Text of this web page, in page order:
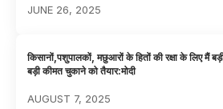
JUNE 26, 2025
किसानों,पशुपालकों, मछुआरों के हितों की रक्षा के लिए मैं
बड़ी कीमत चुकाने को तैयार:मोदी
AUGUST 7, 2025